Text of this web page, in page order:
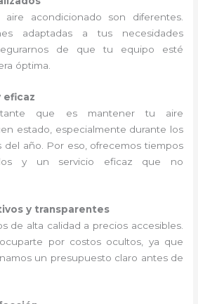
acondicionado son diferentes.
adaptadas a tus necesidades
de que tu equipo esté
óptima.
eficaz
que es mantener tu aire
estado, especialmente durante los
del año. Por eso, ofrecemos tiempos
y un servicio eficaz que no
y transparentes
de alta calidad a precios accesibles.
por costos ocultos, ya que
un presupuesto claro antes de